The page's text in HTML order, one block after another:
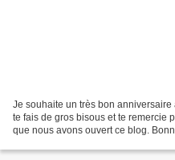
Je souhaite un très bon
te fais de gros bisous et te remercie
que nous avons ouvert ce blog.